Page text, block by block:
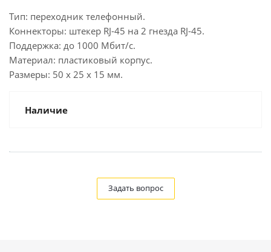
Тип: переходник телефонный.
Коннекторы: штекер RJ-45 на 2 гнезда RJ-45.
Поддержка: до 1000 Мбит/с.
Материал: пластиковый корпус.
Размеры: 50 x 25 x 15 мм.
Наличие
Задать вопрос